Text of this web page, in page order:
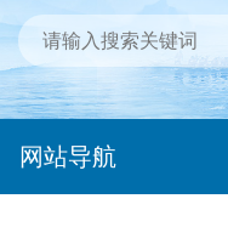
网站导航